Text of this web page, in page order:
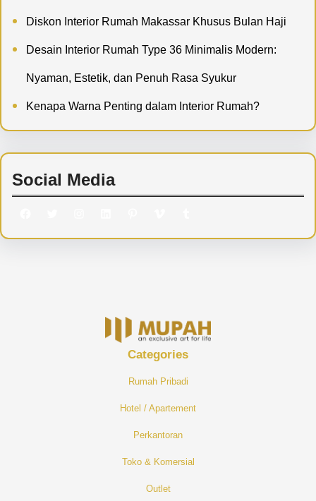
Diskon Interior Rumah Makassar Khusus Bulan Haji
Desain Interior Rumah Type 36 Minimalis Modern:
Nyaman, Estetik, dan Penuh Rasa Syukur
Kenapa Warna Penting dalam Interior Rumah?
Social Media
Categories
RUmah Pribadi
HOtel / Apartement
Perkantoran
Toko & Komersial
OUtlet